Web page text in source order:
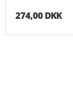
274,00 DKK